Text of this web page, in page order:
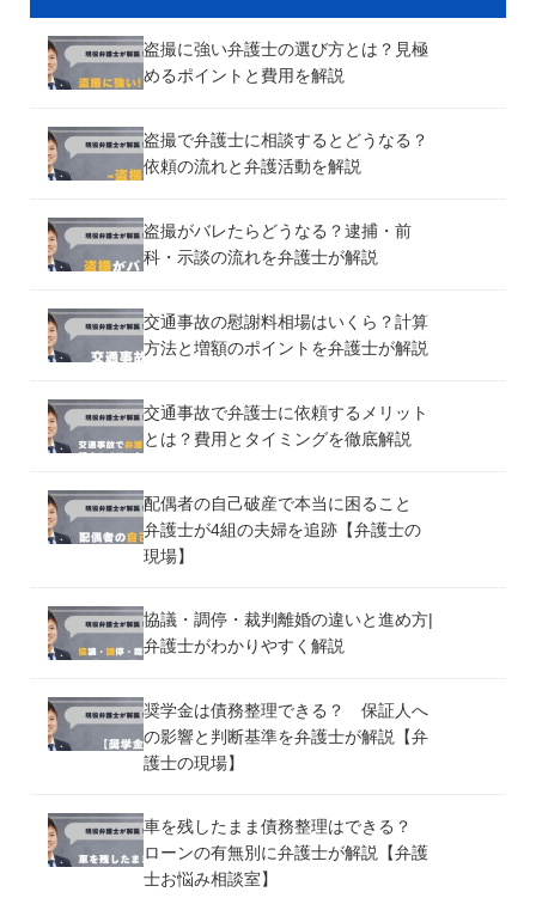
盗撮に強い弁護士の選び方とは？見極
めるポイントと費用を解説
盗撮で弁護士に相談するとどうなる？
依頼の流れと弁護活動を解説
盗撮がバレたらどうなる？逮捕・前
科・示談の流れを弁護士が解説
交通事故の慰謝料相場はいくら？計算
方法と増額のポイントを弁護士が解説
交通事故で弁護士に依頼するメリット
とは？費用とタイミングを徹底解説
配偶者の自己破産で本当に困ること
弁護士が4組の夫婦を追跡【弁護士の
現場】
協議・調停・裁判離婚の違いと進め方|
弁護士がわかりやすく解説
奨学金は債務整理できる？ 保証人へ
の影響と判断基準を弁護士が解説【弁
護士の現場】
車を残したまま債務整理はできる？
ローンの有無別に弁護士が解説【弁護
士お悩み相談室】